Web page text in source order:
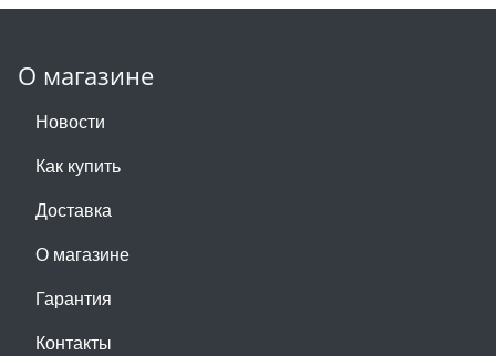
О магазине
Новости
Как купить
Доставка
О магазине
Гарантия
Контакты